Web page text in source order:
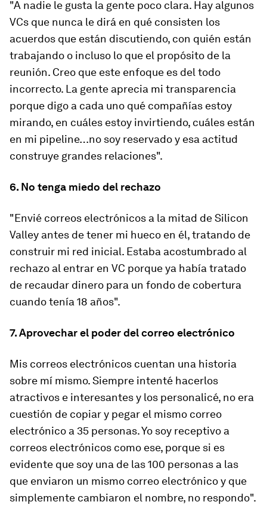
"A nadie le gusta la gente poco clara. Hay algunos
VCs que nunca le dirá en qué consisten los
acuerdos que están discutiendo, con quién están
trabajando o incluso lo que el propósito de la
reunión. Creo que este enfoque es del todo
incorrecto. La gente aprecia mi transparencia
porque digo a cada uno qué compañías estoy
mirando, en cuáles estoy invirtiendo, cuáles están
en mi pipeline…no soy reservado y esa actitud
construye grandes relaciones".
6. No tenga miedo del rechazo
"Envié correos electrónicos a la mitad de Silicon
Valley antes de tener mi hueco en él, tratando de
construir mi red inicial. Estaba acostumbrado al
rechazo al entrar en VC porque ya había tratado
de recaudar dinero para un fondo de cobertura
cuando tenía 18 años".
7. Aprovechar el poder del correo electrónico
Mis correos electrónicos cuentan una historia
sobre mí mismo. Siempre intenté hacerlos
atractivos e interesantes y los personalicé, no era
cuestión de copiar y pegar el mismo correo
electrónico a 35 personas. Yo soy receptivo a
correos electrónicos como ese, porque si es
evidente que soy una de las 100 personas a las
que enviaron un mismo correo electrónico y que
simplemente cambiaron el nombre, no respondo".